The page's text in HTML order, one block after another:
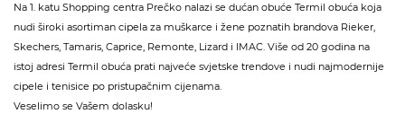
Na 1. katu Shopping centra Prečko nalazi se dućan obuće Termil obuća koja
nudi široki asortiman cipela za muškarce i žene poznatih brandova Rieker,
Skechers, Tamaris, Caprice, Remonte, Lizard i IMAC. Više od 20 godina na
istoj adresi Termil obuća prati najveće svjetske trendove i nudi najmodernije
cipele i tenisice po pristupačnim cijenama.
Veselimo se Vašem dolasku!